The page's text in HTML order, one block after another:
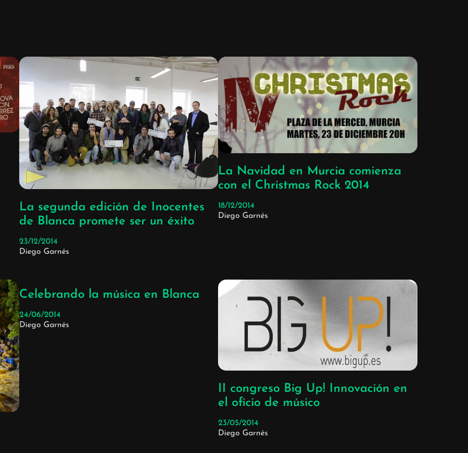
La segunda edición de Inocentes
de Blanca promete ser un éxito
23/12/2014
Diego Garnés
La Navidad en Murcia comienza
con el Christmas Rock 2014
18/12/2014
Diego Garnés
Celebrando la música en Blanca
24/06/2014
Diego Garnés
II congreso Big Up! Innovación en
el oficio de músico
23/05/2014
Diego Garnés